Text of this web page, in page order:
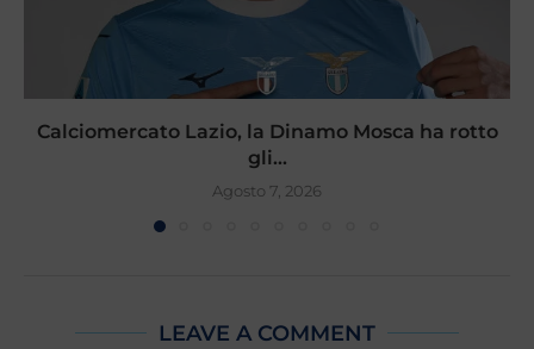
Calciomercato Lazio, la Dinamo Mosca ha rotto
gli...
Agosto 7, 2026
LEAVE A COMMENT